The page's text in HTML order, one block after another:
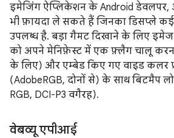
इमेजिंग ऐप्लिकेशन के Android डेवलपर,
भी फ़ायदा ले सकते हैं जिनका डिसप्ले
उपलब्ध है. बड़ा गैमट दिखाने के लिए
को अपने मेनिफ़ेस्ट में एक फ़्लैग चालू करना
के लिए) और एम्बेड किए गए वाइड कलर
(AdobeRGB, दोनों से) के साथ बिटमैप
RGB, DCI-P3 वगैरह).
वेबव्यू एपीआई